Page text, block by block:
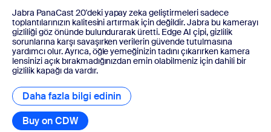
Jabra PanaCast 20'deki yapay zeka geliştirmeleri sadece
toplantılarınızın kalitesini artırmak için değildir. Jabra bu kamerayı
gizliliği göz önünde bulundurarak üretti. Edge AI çipi, gizlilik
sorunlarına karşı savaşırken verilerin güvende tutulmasına
yardımcı olur. Ayrıca, öğle yemeğinizin tadını çıkarırken kamera
lensinizi açık bırakmadığınızdan emin olabilmeniz için dahili bir
gizlilik kapağı da vardır.
Daha fazla bilgi edinin Daha fazla bilgi edinin
Buy on CDW